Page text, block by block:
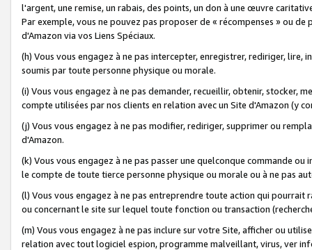
l'argent, une remise, un rabais, des points, un don à une œuvre
Par exemple, vous ne pouvez pas proposer de « récompenses » ou
d'Amazon via vos Liens Spéciaux.
(h) Vous vous engagez à ne pas intercepter, enregistrer, rediriger,
soumis par toute personne physique ou morale.
(i) Vous vous engagez à ne pas demander, recueillir, obtenir, stocker,
compte utilisées par nos clients en relation avec un Site d'Amazon (y
(j) Vous vous engagez à ne pas modifier, rediriger, supprimer ou
d'Amazon.
(k) Vous vous engagez à ne pas passer une quelconque commande
le compte de toute tierce personne physique ou morale ou à ne pas
(l) Vous vous engagez à ne pas entreprendre toute action qui
ou concernant le site sur lequel toute fonction ou transaction
(m) Vous vous engagez à ne pas inclure sur votre Site, afficher ou
relation avec tout logiciel espion, programme malveillant, virus, ver